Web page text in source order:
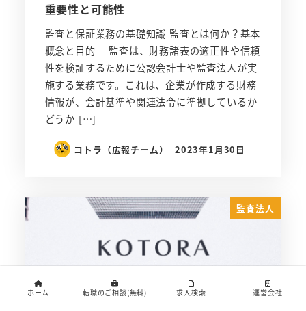
重要性と可能性
監査と保証業務の基礎知識 監査とは何か？基本
概念と目的 監査は、財務諸表の適正性や信頼
性を検証するために公認会計士や監査法人が実
施する業務です。これは、企業が作成する財務
情報が、会計基準や関連法令に準拠しているか
どうか […]
コトラ（広報チーム） 2023年1月30日
監査法人
ホーム 転職のご相談(無料) 求人検索 運営会社